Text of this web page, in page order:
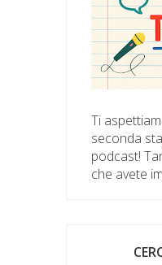
Ti
seconda
podcast!
che avete